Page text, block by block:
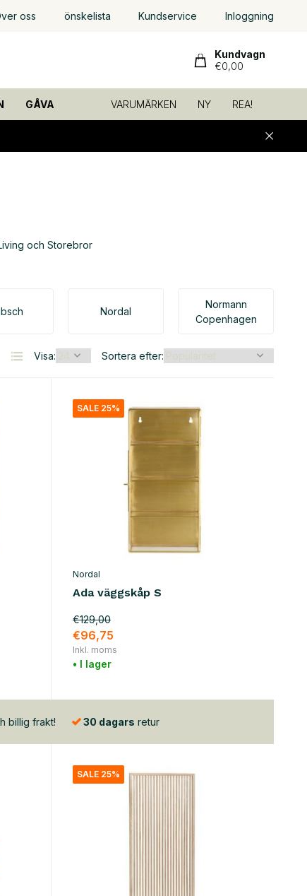
oss önskelista Kundservice Inloggning
Kundvagn
€0,00
GÅVA VARUMÄRKEN NY REA!
och Storebror
Nordal
Normann
Copenhagen
Visa: Sortera efter:
SALE 25%
Nordal
Ada väggskåp S
€129,00
€96,75
Inkl. moms
• I lager
billig frakt! 30 dagars retur
SALE 25%